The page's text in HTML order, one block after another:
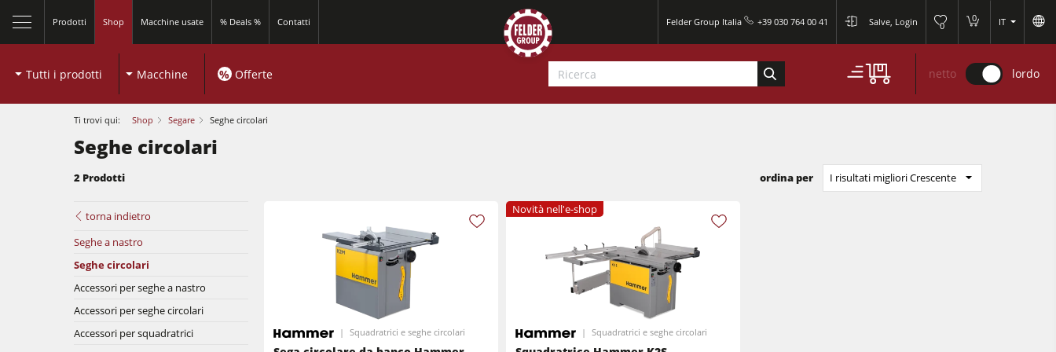
Prodotti Shop Macchine usate % Deals % Contatti Felder Group Italia +39 030 764 00 41 Salve, Login 0
0 IT
Squadratrici e seghe circolari Pialle a filo e spessore
Seghe-Toupie
Macchine combinate (5 funzionalità) Centri di lavoro CNC
Pialle
Bordatrici Calibratrici e levigatrici
Tutti i prodotti Macchine % Offerte netto lordo
Ti trovi qui: Shop Segare Seghe circolari
Seghe circolari
2 Prodotti ordina per I risultati migliori Crescente
torna indietro
Seghe a nastro
Seghe circolari
Accessori per seghe a nastro
Accessori per seghe circolari
Accessori per squadratrici
Squadratrici e seghe circolari
Novità nell'e-shop
Squadratrici e seghe circolari